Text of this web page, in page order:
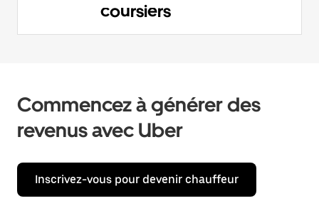
coursiers
Commencez à générer des
revenus avec Uber
Inscrivez-vous pour devenir chauffeur